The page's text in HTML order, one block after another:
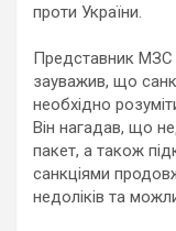
проти України.
Представник МЗС
зауважив, що
необхідно
Він нагадав, що
пакет, а також
санкціями
недоліків та